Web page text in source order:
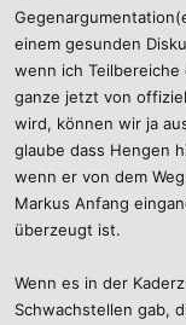
Es kann nicht sein,
Kaders voller
bringen, nicht ins
Ja natürlich hat
es aber noch nicht
Das mag das Ziel
aber eindeutig ein
einem gesunden
wenn ich Teilbereiche
ganze jetzt von
wird, können wir ja
glaube dass Hengen
wenn er von dem
Markus Anfang
überzeugt ist.
Wenn es in der
Schwachstellen gab,